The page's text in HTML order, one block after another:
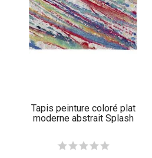
Tapis peinture coloré plat
moderne abstrait Splash